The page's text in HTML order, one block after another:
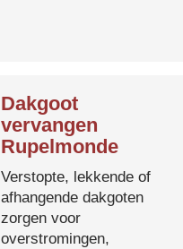
Dakgoot
vervangen
Rupelmonde
Verstopte, lekkende of
afhangende dakgoten
zorgen voor
overstromingen,